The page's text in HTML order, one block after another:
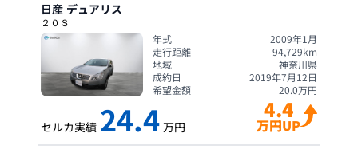
日産 デュアリス
２０Ｓ
年式
2009年1月
走行距離
94,729km
地域
神奈川県
成約日
2019年7月12日
希望金額
20.0万円
セルカ実績 24.4 万円
4.4
万円UP